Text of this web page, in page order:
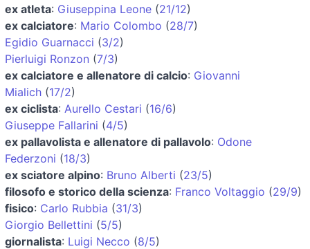
ex atleta: Giuseppina Leone (21/12)
ex calciatore: Mario Colombo (28/7)
Egidio Guarnacci (3/2)
Pierluigi Ronzon (7/3)
ex calciatore e allenatore di calcio: Giovanni
Mialich (17/2)
ex ciclista: Aurello Cestari (16/6)
Giuseppe Fallarini (4/5)
ex pallavolista e allenatore di pallavolo: Odone
Federzoni (18/3)
ex sciatore alpino: Bruno Alberti (23/5)
filosofo e storico della scienza: Franco Voltaggio (29/9)
fisico: Carlo Rubbia (31/3)
Giorgio Bellettini (5/5)
giornalista: Luigi Necco (8/5)